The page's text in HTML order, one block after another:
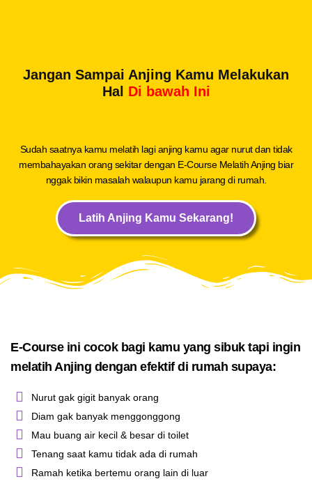
Jangan Sampai Anjing Kamu Melakukan
Hal Di bawah Ini
Sudah saatnya kamu melatih lagi anjing kamu agar nurut dan tidak
membahayakan orang sekitar dengan E-Course Melatih Anjing biar
nggak bikin masalah walaupun kamu jarang di rumah.
Latih Anjing Kamu Sekarang!
E-Course ini cocok bagi kamu yang sibuk tapi ingin
melatih Anjing dengan efektif di rumah supaya:
Nurut gak gigit banyak orang
Diam gak banyak menggonggong
Mau buang air kecil & besar di toilet
Tenang saat kamu tidak ada di rumah
Ramah ketika bertemu orang lain di luar